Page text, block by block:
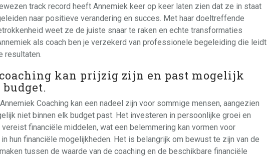
track record heeft Annemiek keer op keer laten zien dat ze in staat
naar positieve verandering en succes. Met haar doeltreffende
weet ze de juiste snaar te raken en echte transformaties
als coach ben je verzekerd van professionele begeleiding die leidt
resultaten.
kan prijzig zijn en past mogelijk
Coaching kan een nadeel zijn voor sommige mensen, aangezien
niet binnen elk budget past. Het investeren in persoonlijke groei en
financiële middelen, wat een belemmering kan vormen voor
hun financiële mogelijkheden. Het is belangrijk om bewust te zijn van de
tussen de waarde van de coaching en de beschikbare financiële